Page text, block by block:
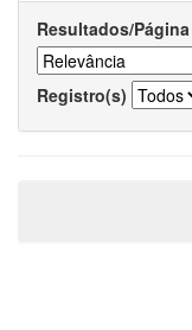
Resultados/Página
Registro(s)